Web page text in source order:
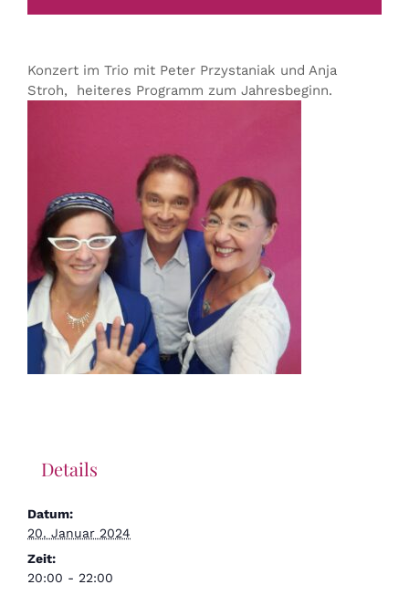
Konzert im Trio mit Peter Przystaniak und Anja
Stroh, heiteres Programm zum Jahresbeginn.
Details
Datum:
20. Januar 2024
Zeit:
20:00 - 22:00